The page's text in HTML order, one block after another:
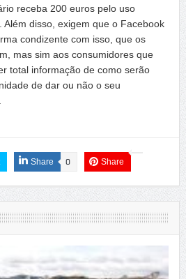
receba 200 euros pelo uso
Além disso, exigem que o Facebook
condizente com isso, que os
mas sim aos consumidores que
total informação de como serão
de dar ou não o seu
Share 0 Share